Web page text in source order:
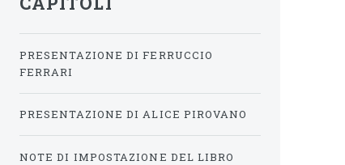
PRESENTAZIONE DI FERRUCCIO
FERRARI
PRESENTAZIONE DI ALICE PIROVANO
NOTE DI IMPOSTAZIONE DEL LIBRO